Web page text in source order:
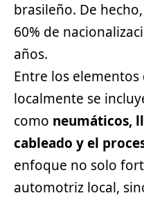
brasileño. De
60% de
años.
Entre los
localmente se
como neumáticos,
cableado y el
enfoque no solo
automotriz local,